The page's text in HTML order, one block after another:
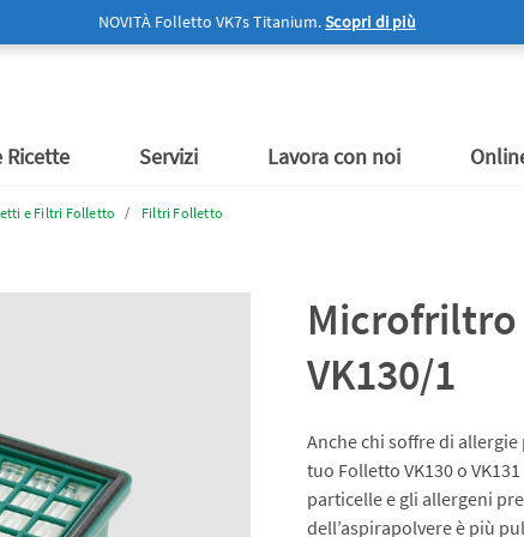
NOVITÀ Folletto VK7s Titanium.Scopri di più
Ricette
Servizi
Ricerca Centro Assistenza
Lavora con noi
e Filtri Folletto Filtri Folletto
Microfriltro
VK130/1
Anche chi soffre di
tuo Folletto VK130 o
particelle e gli allergeni
dell’aspirapolvere è più